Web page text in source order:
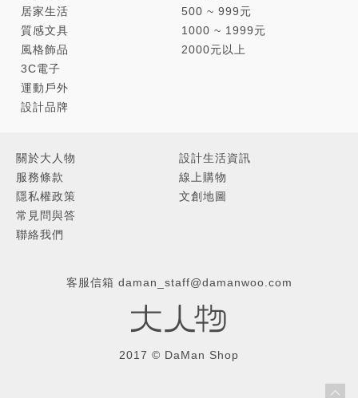
設計生活資訊
線上購物
文創地圖
關於大人物
服務條款
隱私權政策
常見問與答
聯絡我們
居家生活
質感文具
風格飾品
3C電子
運動戶外
設計品牌
500 ~ 999元
1000 ~ 1999元
2000元以上
客服信箱 daman_staff@damanwoo.com
2017 © DaMan Shop